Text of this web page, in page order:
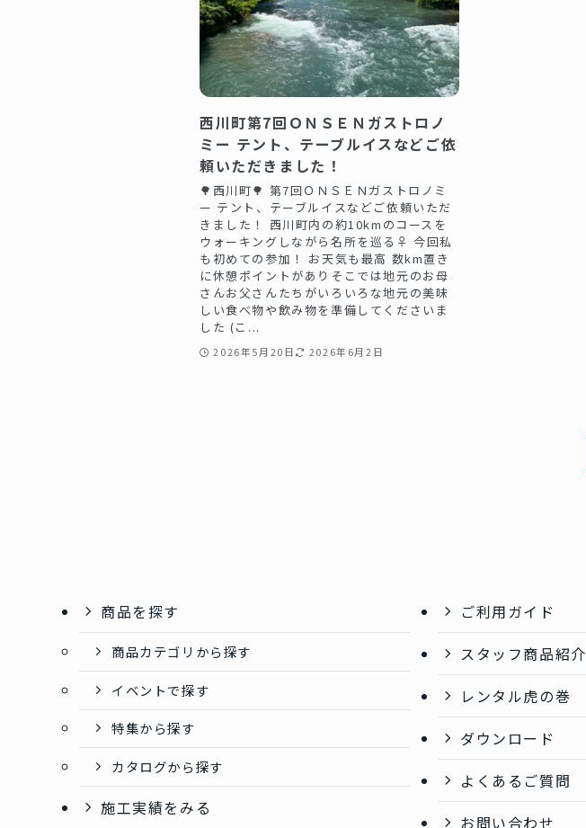
西川町第7回ＯＮＳＥＮガストロノ
ミー テント、テーブルイスなどご依
頼いただきました！
🌳西川町🌳 第7回ＯＮＳＥＮガストロノミ
ー テント、テーブルイスなどご依頼いただ
きました！ 西川町内の約10kmのコースを
ウォーキングしながら名所を巡る‍♀️ 今回私
も初めての参加！ お天気も最高️ 数km置き
に休憩ポイントがありそこでは地元のお母
さんお父さんたちがいろいろな地元の美味
しい食べ物や飲み物を準備してくださいま
した️ (こ...
2026年5月20日 2026年6月2日
商品を探す
商品カテゴリから探す
イベントで探す
特集から探す
カタログから探す
施工実績をみる
ご利用ガイド
スタッフ商品紹介
レンタル虎の巻
ダウンロード
よくあるご質問
お問い合わせ